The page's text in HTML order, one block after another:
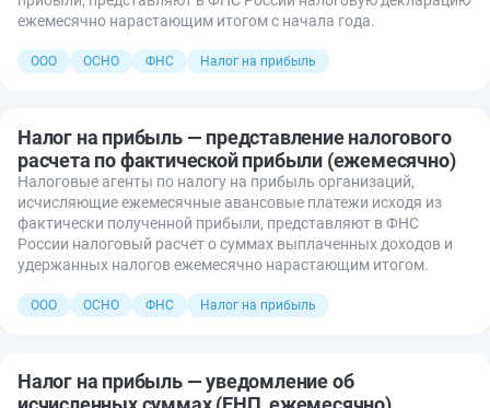
ежемесячно нарастающим итогом с начала года.
ООО ОСНО ФНС Налог на прибыль
Налог на прибыль — представление налогового
расчета по фактической прибыли (ежемесячно)
Налоговые агенты по налогу на прибыль организаций,
исчисляющие ежемесячные авансовые платежи исходя из
фактически полученной прибыли, представляют в ФНС
России налоговый расчет о суммах выплаченных доходов и
удержанных налогов ежемесячно нарастающим итогом.
ООО ОСНО ФНС Налог на прибыль
Налог на прибыль — уведомление об